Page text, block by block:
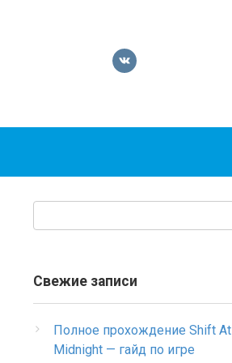
Свежие записи
Полное прохождение Shift At
Midnight — гайд по игре